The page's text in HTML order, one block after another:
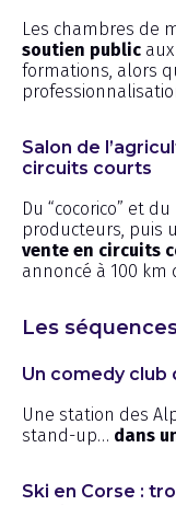
Les chambres de
soutien public
formations, alors
Salon de
circuits courts
Du “cocorico” et
producteurs, puis
vente en circuits
annoncé à 100 km
Les
Un comedy club
Une station des
stand-up… dans
Ski en Corse :